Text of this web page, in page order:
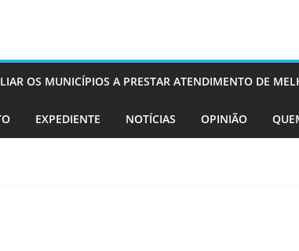
OS MUNICÍPIOS A PRESTAR ATENDIMENTO DE
EXPEDIENTE NOTÍCIAS OPINIÃO